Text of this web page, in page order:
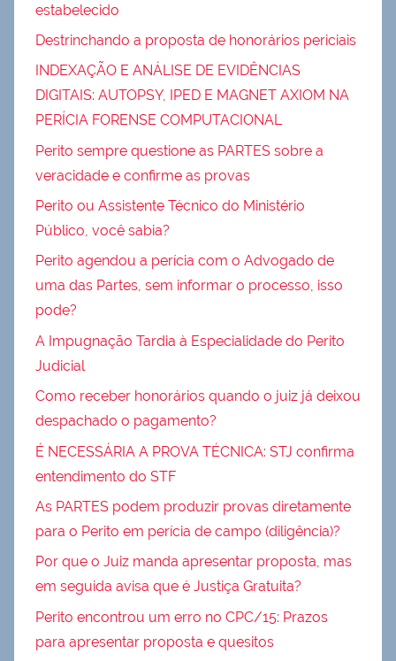
estabelecido
Destrinchando a proposta de honorários periciais
INDEXAÇÃO E ANÁLISE DE EVIDÊNCIAS
DIGITAIS: AUTOPSY, IPED E MAGNET AXIOM NA
PERÍCIA FORENSE COMPUTACIONAL
Perito sempre questione as PARTES sobre a
veracidade e confirme as provas
Perito ou Assistente Técnico do Ministério
Público, você sabia?
Perito agendou a perícia com o Advogado de
uma das Partes, sem informar o processo, isso
pode?
A Impugnação Tardia à Especialidade do Perito
Judicial
Como receber honorários quando o juiz já deixou
despachado o pagamento?
É NECESSÁRIA A PROVA TÉCNICA: STJ confirma
entendimento do STF
As PARTES podem produzir provas diretamente
para o Perito em perícia de campo (diligência)?
Por que o Juiz manda apresentar proposta, mas
em seguida avisa que é Justiça Gratuita?
Perito encontrou um erro no CPC/15: Prazos
para apresentar proposta e quesitos